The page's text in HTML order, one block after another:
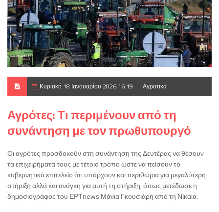
Κυριακή 18 Ιανουαρίου 2026 16:19 Αγροτικά
Αγρότες: Τι περιμένουν από τη
συνάντηση με τον πρωθυπουργό
Οι αγρότες προσδοκούν στη συνάντηση της Δευτέρας να θέσουν
τα επιχειρήματά τους με τέτοιο τρόπο ώστε να πείσουν το
κυβερνητικό επιτελείο ότι υπάρχουν και περιθώρια για μεγαλύτερη
στήριξη αλλά και ανάγκη για αυτή τη στήριξη, όπως μετέδωσε η
δημοσιογράφος του ΕΡΤnews Μάνια Γκουσιάρη από τη Νίκαια.